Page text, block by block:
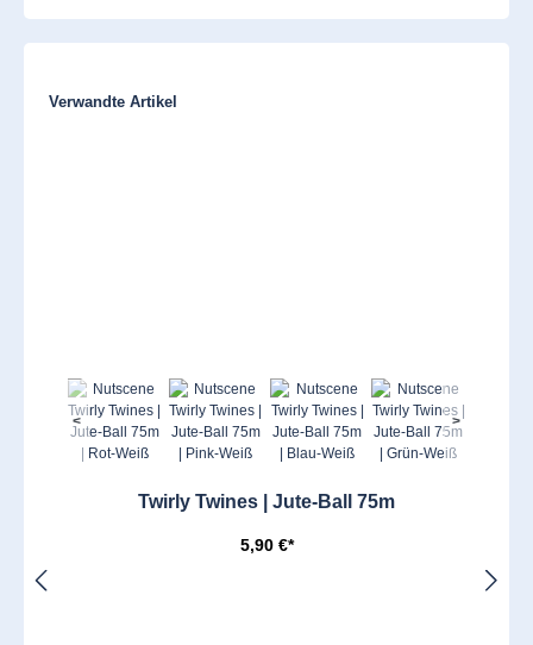
Produktgalerie überspringen
Verwandte Artikel
< >
Twirly Twines | Jute-Ball 75m
5,90 €*